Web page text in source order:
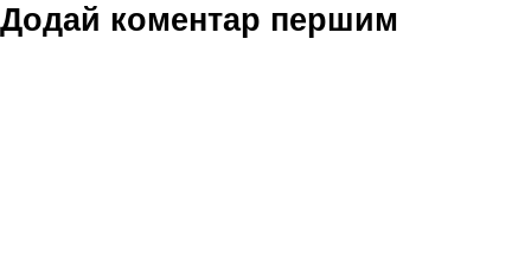
Додай коментар першим